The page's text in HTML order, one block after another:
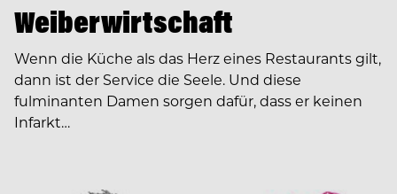
Weiberwirtschaft
Wenn die Küche als das Herz eines Restaurants gilt,
dann ist der Service die Seele. Und diese
fulminanten Damen sorgen dafür, dass er keinen
Infarkt…